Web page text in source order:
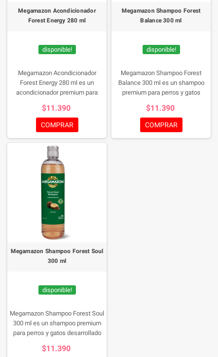
Megamazon Acondicionador
Forest Energy 280 ml
disponible!
Megamazon Acondicionador
Forest Energy 280 ml es un
acondicionador premium para
hidratar, nutrir y revitalizar el pelaje
mientras proporciona una
experiencia de cuidado inspirada
en la frescura de la naturaleza. Su
fórmula ayuda a restaurar la
suavidad y el brillo natural del
manto, facilitando el desenredado
y dejando una agradable fragancia
de larga duración con notas
frescas y energizantes.
$11.390
COMPRAR
Megamazon Shampoo Forest
Balance 300 ml
disponible!
Megamazon Shampoo Forest
Balance 300 ml es un shampoo
premium para perros y gatos
profundamente el pelaje mientras
ayuda a mantener el equilibrio
natural de la piel. Inspirado en los
$11.390
COMPRAR
Megamazon Shampoo Forest Soul
300 ml
disponible!
Megamazon Shampoo Forest Soul
300 ml es un shampoo premium
para perros y gatos desarrollado
y delicada, respetando el equilibrio
$11.390